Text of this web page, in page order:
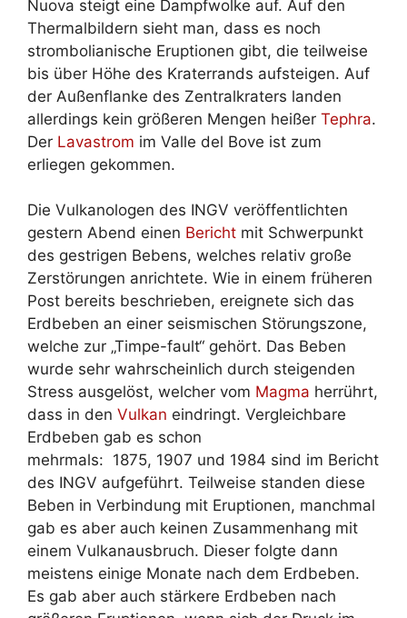
Nuova steigt eine Dampfwolke auf. Auf den
Thermalbildern sieht man, dass es noch
strombolianische Eruptionen gibt, die teilweise
bis über Höhe des Kraterrands aufsteigen. Auf
der Außenflanke des Zentralkraters landen
allerdings kein größeren Mengen heißer Tephra.
Der Lavastrom im Valle del Bove ist zum
erliegen gekommen.
Die Vulkanologen des INGV veröffentlichten
gestern Abend einen Bericht mit Schwerpunkt
des gestrigen Bebens, welches relativ große
Zerstörungen anrichtete. Wie in einem früheren
Post bereits beschrieben, ereignete sich das
Erdbeben an einer seismischen Störungszone,
welche zur „Timpe-fault“ gehört. Das Beben
wurde sehr wahrscheinlich durch steigenden
Stress ausgelöst, welcher vom Magma herrührt,
dass in den Vulkan eindringt. Vergleichbare
Erdbeben gab es schon
mehrmals: 1875, 1907 und 1984 sind im Bericht
des INGV aufgeführt. Teilweise standen diese
Beben in Verbindung mit Eruptionen, manchmal
gab es aber auch keinen Zusammenhang mit
einem Vulkanausbruch. Dieser folgte dann
meistens einige Monate nach dem Erdbeben.
Es gab aber auch stärkere Erdbeben nach